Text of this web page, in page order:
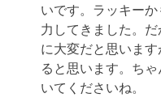
いです。ラッキー
力してきました。
に大変だと思いま
ると思います。ち
いてくださいね。